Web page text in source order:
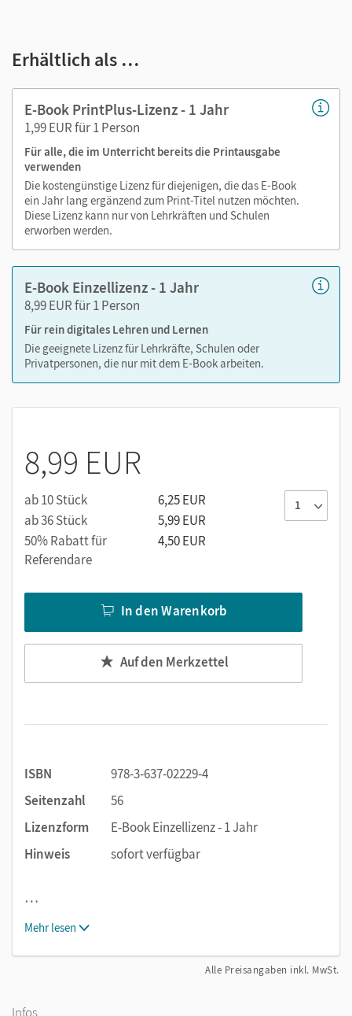
Lernen:
Notizen erstellen
Markierungen setzen
Text ergänzen
Lesezeichen hinzufügen
Suchen im Text
Zoomen
Erhältlich als …
E-Book PrintPlus-Lizenz - 1 Jahr
1,99 EUR für 1 Person
Für alle, die im Unterricht bereits die Printausgabe
verwenden
Die kostengünstige Lizenz für diejenigen, die das E-Book
ein Jahr lang ergänzend zum Print-Titel nutzen möchten.
Diese Lizenz kann nur von Lehrkräften und Schulen
erworben werden.
E-Book Einzellizenz - 1 Jahr
8,99 EUR für 1 Person
Für rein digitales Lehren und Lernen
Die geeignete Lizenz für Lehrkräfte, Schulen oder
Privatpersonen, die nur mit dem E-Book arbeiten.
8,99 EUR
ab 10 Stück
6,25 EUR
ab 36 Stück
5,99 EUR
50% Rabatt für
Referendare
4,50 EUR
In den Warenkorb
Auf den Merkzettel
ISBN
978-3-637-02229-4
Seitenzahl
56
Lizenzform
E-Book Einzellizenz - 1 Jahr
Hinweis
sofort verfügbar
…
Mehr lesen
Alle Preisangaben inkl. MwSt.
Infos